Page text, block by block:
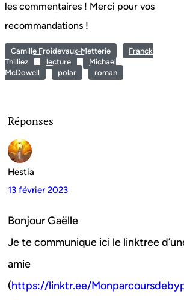
les commentaires ! Merci pour vos
recommandations !
Camille Froidevaux-Metterie
Franck
Thilliez
lecture
Michael
McDowell
polar roman
Réponses
Hestia
13 février 2023
Bonjour Gaëlle
Je te communique ici le linktree
amie
(https://linktr.ee/